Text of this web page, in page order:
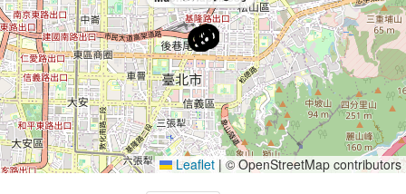
Leaflet | © OpenStreetMap contributors